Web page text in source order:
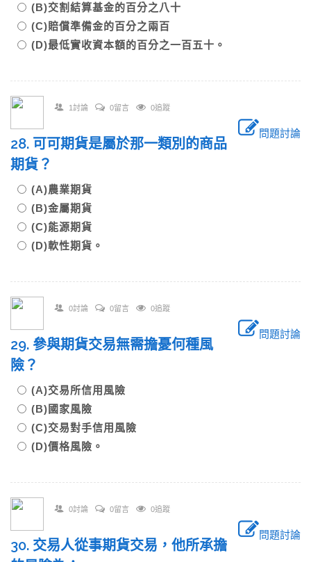
(B)交割結算基金的百分之八十
(C)賠償準備金的百分之兩百
(D)最低實收資本額的百分之一百五十。
1討論 0留言 0追蹤
問題討論
28. 可可期貨是屬於那一類別的商品
期貨？
(A)農業期貨
(B)金屬期貨
(C)能源期貨
(D)軟性期貨。
0討論 0留言 0追蹤
問題討論
29. 參與期貨交易無需擔憂何種風
險？
(A)交易所信用風險
(B)國家風險
(C)交易對手信用風險
(D)價格風險。
0討論 0留言 0追蹤
問題討論
30. 交易人從事期貨交易，他所承擔